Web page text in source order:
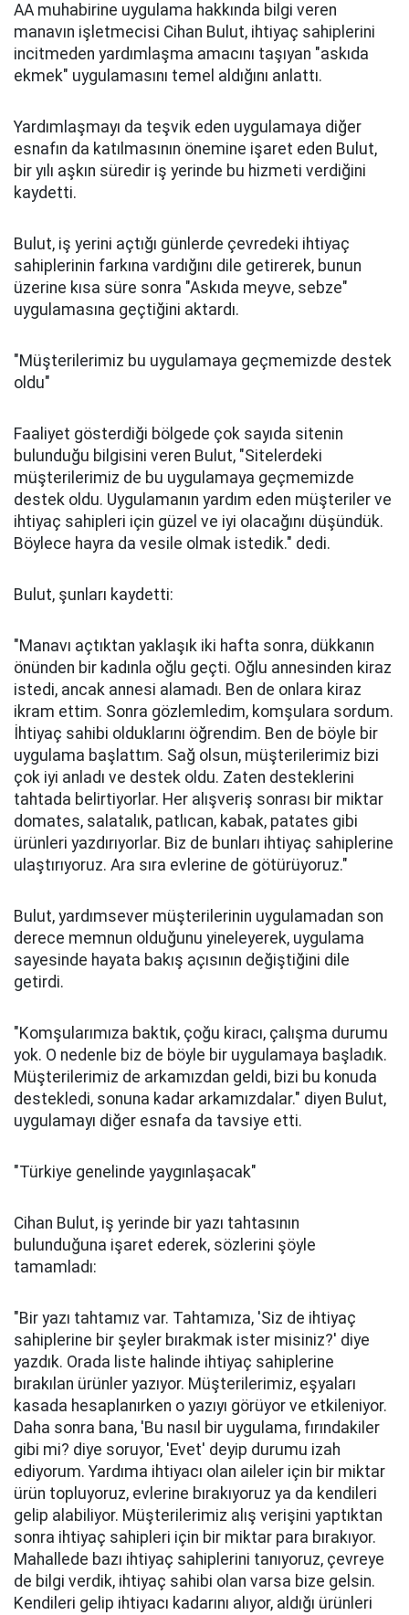
AA muhabirine uygulama hakkında bilgi veren
manavın işletmecisi Cihan Bulut, ihtiyaç sahiplerini
incitmeden yardımlaşma amacını taşıyan "askıda
ekmek" uygulamasını temel aldığını anlattı.
Yardımlaşmayı da teşvik eden uygulamaya diğer
esnafın da katılmasının önemine işaret eden Bulut,
bir yılı aşkın süredir iş yerinde bu hizmeti verdiğini
kaydetti.
Bulut, iş yerini açtığı günlerde çevredeki ihtiyaç
sahiplerinin farkına vardığını dile getirerek, bunun
üzerine kısa süre sonra "Askıda meyve, sebze"
uygulamasına geçtiğini aktardı.
"Müşterilerimiz bu uygulamaya geçmemizde destek
oldu"
Faaliyet gösterdiği bölgede çok sayıda sitenin
bulunduğu bilgisini veren Bulut, "Sitelerdeki
müşterilerimiz de bu uygulamaya geçmemizde
destek oldu. Uygulamanın yardım eden müşteriler ve
ihtiyaç sahipleri için güzel ve iyi olacağını düşündük.
Böylece hayra da vesile olmak istedik." dedi.
Bulut, şunları kaydetti:
"Manavı açtıktan yaklaşık iki hafta sonra, dükkanın
önünden bir kadınla oğlu geçti. Oğlu annesinden kiraz
istedi, ancak annesi alamadı. Ben de onlara kiraz
ikram ettim. Sonra gözlemledim, komşulara sordum.
İhtiyaç sahibi olduklarını öğrendim. Ben de böyle bir
uygulama başlattım. Sağ olsun, müşterilerimiz bizi
çok iyi anladı ve destek oldu. Zaten desteklerini
tahtada belirtiyorlar. Her alışveriş sonrası bir miktar
domates, salatalık, patlıcan, kabak, patates gibi
ürünleri yazdırıyorlar. Biz de bunları ihtiyaç sahiplerine
ulaştırıyoruz. Ara sıra evlerine de götürüyoruz."
Bulut, yardımsever müşterilerinin uygulamadan son
derece memnun olduğunu yineleyerek, uygulama
sayesinde hayata bakış açısının değiştiğini dile
getirdi.
"Komşularımıza baktık, çoğu kiracı, çalışma durumu
yok. O nedenle biz de böyle bir uygulamaya başladık.
Müşterilerimiz de arkamızdan geldi, bizi bu konuda
destekledi, sonuna kadar arkamızdalar." diyen Bulut,
uygulamayı diğer esnafa da tavsiye etti.
"Türkiye genelinde yaygınlaşacak"
Cihan Bulut, iş yerinde bir yazı tahtasının
bulunduğuna işaret ederek, sözlerini şöyle
tamamladı:
"Bir yazı tahtamız var. Tahtamıza, 'Siz de ihtiyaç
sahiplerine bir şeyler bırakmak ister misiniz?' diye
yazdık. Orada liste halinde ihtiyaç sahiplerine
bırakılan ürünler yazıyor. Müşterilerimiz, eşyaları
kasada hesaplanırken o yazıyı görüyor ve etkileniyor.
Daha sonra bana, 'Bu nasıl bir uygulama, fırındakiler
gibi mi? diye soruyor, 'Evet' deyip durumu izah
ediyorum. Yardıma ihtiyacı olan aileler için bir miktar
ürün topluyoruz, evlerine bırakıyoruz ya da kendileri
gelip alabiliyor. Müşterilerimiz alış verişini yaptıktan
sonra ihtiyaç sahipleri için bir miktar para bırakıyor.
Mahallede bazı ihtiyaç sahiplerini tanıyoruz, çevreye
de bilgi verdik, ihtiyaç sahibi olan varsa bize gelsin.
Kendileri gelip ihtiyacı kadarını alıyor, aldığı ürünleri